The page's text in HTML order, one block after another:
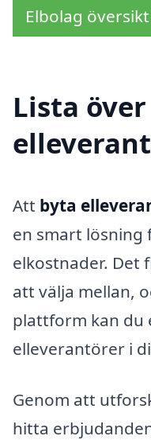
Elbolag översikt
Lista över
Att byta
en smart lösning
elkostnader. Det
att välja mellan,
plattform kan du
elleverantörer i
Genom att
hitta